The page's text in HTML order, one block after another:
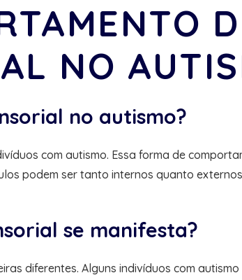
NO
no autismo?
com autismo. Essa forma de
podem ser tanto internos quanto
se manifesta?
diferentes. Alguns indivíduos com